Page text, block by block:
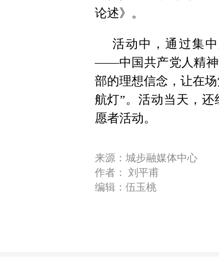
论述》。
活动中，通过集
——中国共产党人精神
部的理想信念，让在
航灯”。活动当天，
愿者活动。
来源：城步融媒体中心
作者： 刘平甫
编辑：伍玉桃